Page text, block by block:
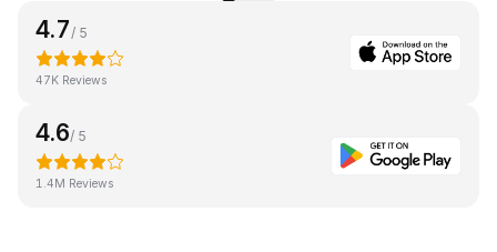
4.7/ 5
47K Reviews
4.6/ 5
1.4M Reviews